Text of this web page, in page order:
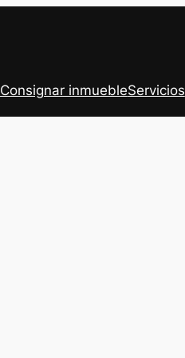
Consignar inmuebleServicios